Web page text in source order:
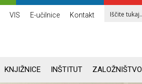
VIS E-učilnice Kontakt
KNJIŽNICE INŠTITUT ZALOŽNIŠTVO